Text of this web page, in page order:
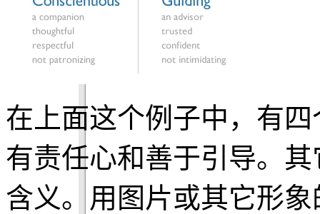
在上面这个例子中，有
有责任心和善于引导。
含义。用图片或其它形